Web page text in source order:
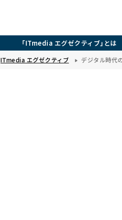
「ITmedia エグゼクティブ」とは
ITmedia エグゼクティブ デジタル時代